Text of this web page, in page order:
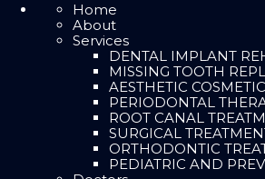
Home
About
Services
DENTAL IMPLANT
MISSING TOOTH
AESTHETIC
PERIODONTAL
ROOT CANAL
SURGICAL
ORTHODONTIC
PEDIATRIC AND